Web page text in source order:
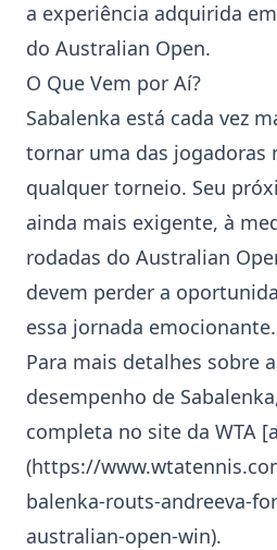
a experiência adquirida
do Australian Open.
O Que Vem por Aí?
Sabalenka está cada vez
tornar uma das jogadoras
qualquer torneio. Seu
ainda mais exigente, à
rodadas do Australian
devem perder a
essa jornada emocionante.
Para mais detalhes sobre
desempenho de Sabalenka
completa no site da WTA
(https://
balenka-routs-andreeva-
australian-open-win).